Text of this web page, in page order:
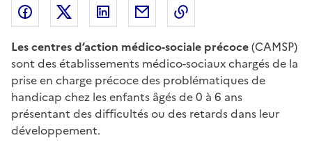
Partager l'article surFacebook
Partager l'article sur X (anciennement
Partager l'article sur
Partager l'article par courriel
Les centres d’action médico-sociale précoce(CAMSP)
sont des établissements médico-sociaux chargés de la
prise en charge précoce des problématiques de
handicap chez les enfants âgés de 0 à 6 ans
présentant des difficultés ou des retards dans leur
développement.